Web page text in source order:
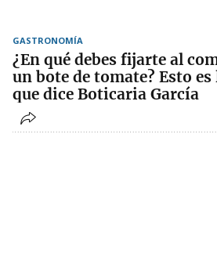
GASTRONOMÍA
¿En qué debes fijarte al
un bote de tomate? Esto es
que dice Boticaria García